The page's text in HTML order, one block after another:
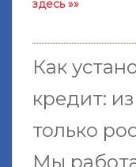
здесь »»
Как
кредит:
только
Мы